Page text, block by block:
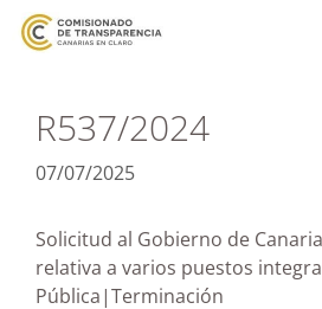
R537/2024
07/07/2025
Solicitud al Gobierno de
relativa a varios puestos
Pública|Terminación